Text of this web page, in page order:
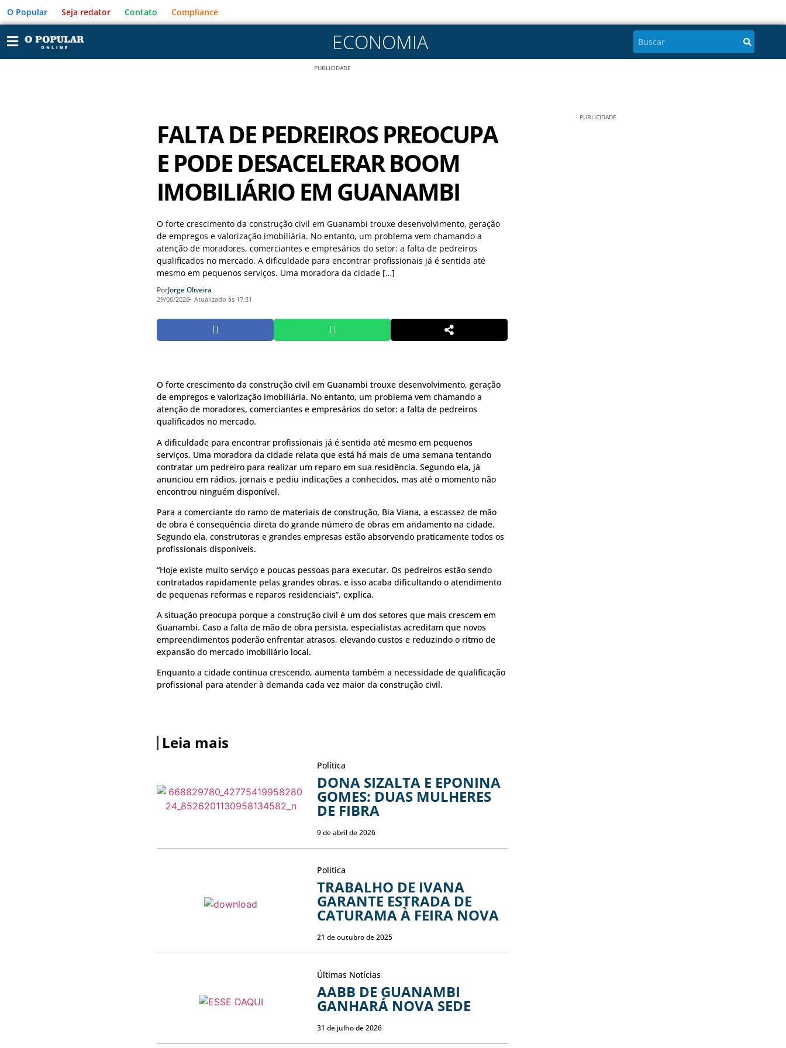
O Popular Seja redator Contato Compliance
ECONOMIA
PUBLICIDADE
FALTA DE PEDREIROS PREOCUPA
E PODE DESACELERAR BOOM
IMOBILIÁRIO EM GUANAMBI
O forte crescimento da construção civil em Guanambi trouxe desenvolvimento, geração
de empregos e valorização imobiliária. No entanto, um problema vem chamando a
atenção de moradores, comerciantes e empresários do setor: a falta de pedreiros
qualificados no mercado. A dificuldade para encontrar profissionais já é sentida até
mesmo em pequenos serviços. Uma moradora da cidade […]
PorJorge Oliveira
29/06/2026 Atualizado às 17:31
O forte crescimento da construção civil em Guanambi trouxe desenvolvimento, geração
de empregos e valorização imobiliária. No entanto, um problema vem chamando a
atenção de moradores, comerciantes e empresários do setor: a falta de pedreiros
qualificados no mercado.
A dificuldade para encontrar profissionais já é sentida até mesmo em pequenos
serviços. Uma moradora da cidade relata que está há mais de uma semana tentando
contratar um pedreiro para realizar um reparo em sua residência. Segundo ela, já
anunciou em rádios, jornais e pediu indicações a conhecidos, mas até o momento não
encontrou ninguém disponível.
Para a comerciante do ramo de materiais de construção, Bia Viana, a escassez de mão
de obra é consequência direta do grande número de obras em andamento na cidade.
Segundo ela, construtoras e grandes empresas estão absorvendo praticamente todos os
profissionais disponíveis.
“Hoje existe muito serviço e poucas pessoas para executar. Os pedreiros estão sendo
contratados rapidamente pelas grandes obras, e isso acaba dificultando o atendimento
de pequenas reformas e reparos residenciais”, explica.
A situação preocupa porque a construção civil é um dos setores que mais crescem em
Guanambi. Caso a falta de mão de obra persista, especialistas acreditam que novos
empreendimentos poderão enfrentar atrasos, elevando custos e reduzindo o ritmo de
expansão do mercado imobiliário local.
Enquanto a cidade continua crescendo, aumenta também a necessidade de qualificação
profissional para atender à demanda cada vez maior da construção civil.
Leia mais
Política
DONA SIZALTA E EPONINA
GOMES: DUAS MULHERES
DE FIBRA
9 de abril de 2026
Política
TRABALHO DE IVANA
GARANTE ESTRADA DE
CATURAMA À FEIRA NOVA
21 de outubro de 2025
Últimas Notícias
AABB DE GUANAMBI
GANHARÁ NOVA SEDE
31 de julho de 2026
PUBLICIDADE